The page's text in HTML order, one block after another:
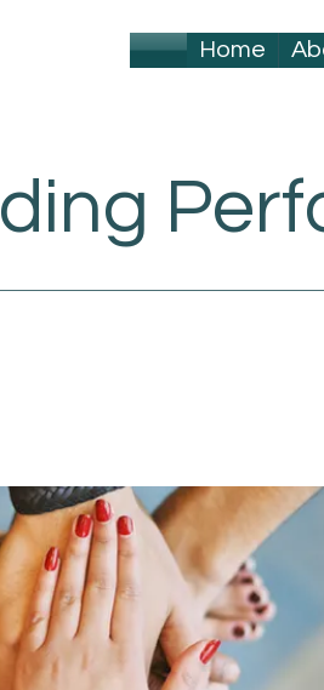
Home